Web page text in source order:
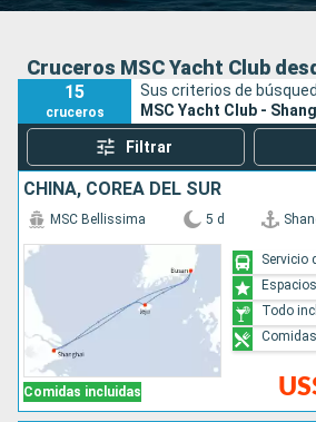
Cruceros MSC Yacht Club
15
cruceros
Sus criterios de
MSC Yacht Club -
Filtrar
CHINA, COREA DEL SUR
Comidas incluidas
MSC Bellissima 5 d
Servicio
Todo